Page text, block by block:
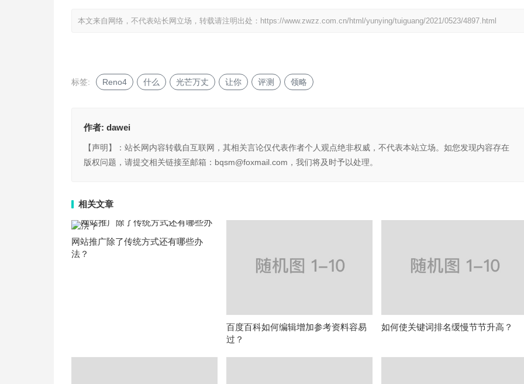
本文来自网络，不代表站长网立场，转载请注明出处： https://www.zwzz.com.cn/html/yunying/tuiguang/2021/0523/4897.html
标签: Reno4 什么 光芒万丈 让你 评测 领略
作者: dawei
【声明】：站长网内容转载自互联网，其相关言论仅代表作者个人观点绝非权威，不代表本站立场。如您发现内容存在
版权问题，请提交相关链接至邮箱：bqsm@foxmail.com，我们将及时予以处理。
相关文章
网站推广除了传统方式还有哪些办
法？
百度百科如何编辑增加参考资料容易
过？
如何使关键词排名缓慢节节升高？